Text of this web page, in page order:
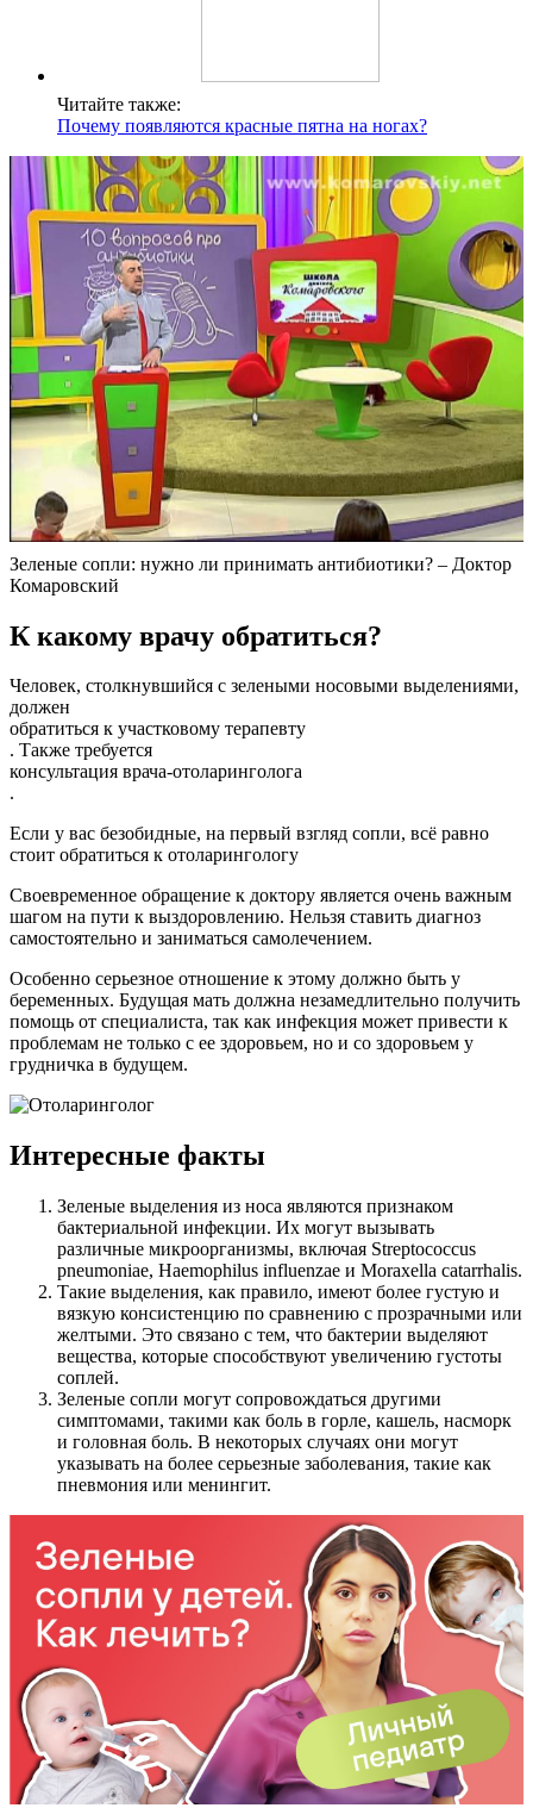
Читайте также:
Почему появляются красные пятна на ногах?
Зеленые сопли: нужно ли принимать антибиотики? – Доктор
Комаровский
К какому врачу обратиться?
Человек, столкнувшийся с зелеными носовыми выделениями,
должен
обратиться к участковому терапевту
. Также требуется
консультация врача-отоларинголога
.
Если у вас безобидные, на первый взгляд сопли, всё равно
стоит обратиться к отоларингологу
Своевременное обращение к доктору является очень важным
шагом на пути к выздоровлению. Нельзя ставить диагноз
самостоятельно и заниматься самолечением.
Особенно серьезное отношение к этому должно быть у
беременных. Будущая мать должна незамедлительно получить
помощь от специалиста, так как инфекция может привести к
проблемам не только с ее здоровьем, но и со здоровьем у
грудничка в будущем.
Интересные факты
Зеленые выделения из носа являются признаком
бактериальной инфекции. Их могут вызывать
различные микроорганизмы, включая Streptococcus
pneumoniae, Haemophilus influenzae и Moraxella catarrhalis.
Такие выделения, как правило, имеют более густую и
вязкую консистенцию по сравнению с прозрачными или
желтыми. Это связано с тем, что бактерии выделяют
вещества, которые способствуют увеличению густоты
соплей.
Зеленые сопли могут сопровождаться другими
симптомами, такими как боль в горле, кашель, насморк
и головная боль. В некоторых случаях они могут
указывать на более серьезные заболевания, такие как
пневмония или менингит.